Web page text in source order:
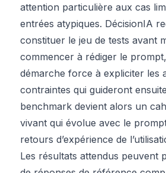
attention particulière aux cas
entrées atypiques. DécisionIA
constituer le jeu de tests avant
commencer à rédiger le
démarche force à expliciter les
contraintes qui guideront
benchmark devient alors un
vivant qui évolue avec le
retours d’expérience de
Les résultats attendus peuvent